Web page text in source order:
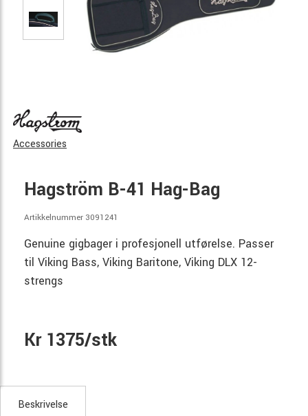
Accessories
Hagström B-41 Hag-Bag
Artikkelnummer 3091241
Genuine gigbager i profesjonell utførelse. Passer
til Viking Bass, Viking Baritone, Viking DLX 12-
strengs
Kr 1375/stk
Beskrivelse